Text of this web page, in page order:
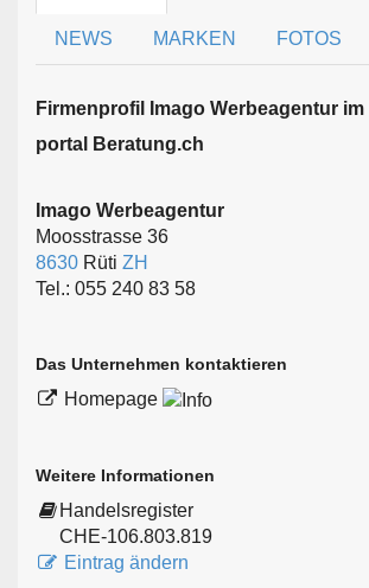
NEWS MARKEN FOTOS
Firmen­profil Imago Werbeagentur
portal Beratung.ch
Imago Werbeagentur
Moosstrasse 36
8630 Rüti ZH
Tel.: 055 240 83 58
Das Unternehmen kontaktieren
Homepage
Weitere Informationen
Handelsregister
CHE-106.803.819
Eintrag ändern